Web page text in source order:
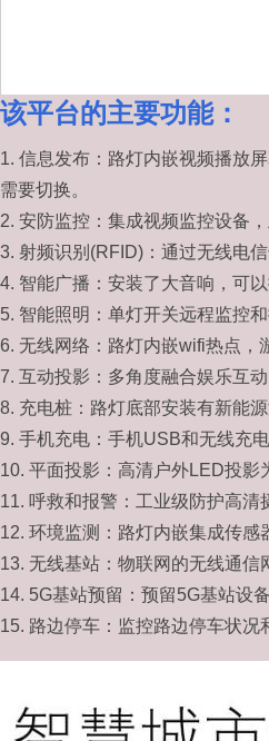
该平台的主要功能：
1. 信息发布：路灯内嵌视频播放
需要切换。
2. 安防监控： 集成视频监控设备
3. 射频识别(RFID)：通过无线电
4. 智能广播：安装了大音响，可
5. 智能照明：单灯开关远程监控
6. 无线网络：路灯内嵌wifi热点，
7. 互动投影：多角度融合娱乐互
8. 充电桩：路灯底部安装有新能
9. 手机充电：手机USB和无线充
10. 平面投影：高清户外LED投
11. 呼救和报警：工业级防护高
12. 环境监测：路灯内嵌集成传
13. 无线基站：物联网的无线通
14. 5G基站预留：预留5G基站设
15. 路边停车：监控路边停车状